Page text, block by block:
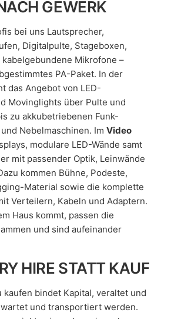
GEWERK
bei uns Lautsprecher,
Digitalpulte, Stageboxen,
Mikrofone –
PA-Paket. In der
das Angebot von LED-
Movinglights über Pulte und
zu akkubetriebenen Funk-
Nebelmaschinen. Im Video
modulare LED-Wände samt
mit passender Optik, Leinwände
kommen Bühne, Podeste,
Material sowie die komplette
Verteilern, Kabeln und Adaptern.
Haus kommt, passen die
und sind aufeinander
HIRE STATT KAUF
kaufen bindet Kapital, veraltet und
und transportiert werden.